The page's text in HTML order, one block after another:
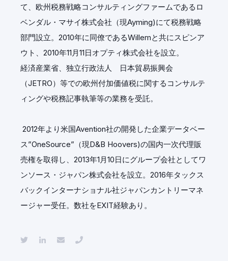
て、欧州税務戦略コンサルティングファームであるロ
ベンダル・マサイ株式会社（現Ayming)にて税務戦略
部門設立。2010年に同僚であるWillemと共にスピンア
ウト、2010年11月11日オプティ株式会社を設立。
経済産業省、独立行政法人 日本貿易振興会
（JETRO）等での欧州付加価値税に関するコンサルテ
ィングや税務記事執筆等の業務を受託。
2012年より米国Avention社の開発した企業データベー
ス”OneSource”（現D&B Hoovers)の国内一次代理販
売権を取得し、2013年1月10日にグループ会社としてワ
ンソース・ジャパン株式会社を設立。2016年タックス
バックインターナショナル社ジャパンカントリーマネ
ージャー受任。数社をEXIT経験あり。